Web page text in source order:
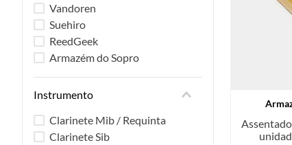
Vandoren
Suehiro
ReedGeek
Armazém do Sopro
Instrumento
Clarinete Mib / Requinta
Clarinete Sib